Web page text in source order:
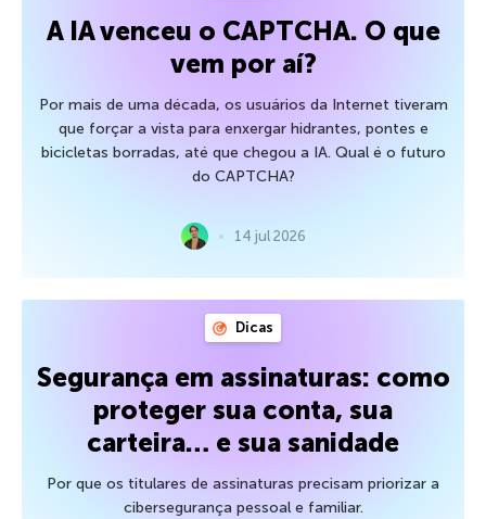
A IA venceu o CAPTCHA. O que
vem por aí?
Por mais de uma década, os usuários da Internet tiveram
que forçar a vista para enxergar hidrantes, pontes e
bicicletas borradas, até que chegou a IA. Qual é o futuro
do CAPTCHA?
14 jul 2026
Dicas
Segurança em assinaturas: como
proteger sua conta, sua
carteira… e sua sanidade
Por que os titulares de assinaturas precisam priorizar a
cibersegurança pessoal e familiar.